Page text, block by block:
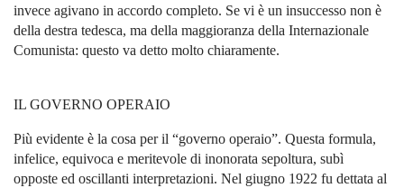
invece agivano in accordo completo. Se vi è un insuccesso non è
della destra tedesca, ma della maggioranza della Internazionale
Comunista: questo va detto molto chiaramente.
IL GOVERNO OPERAIO
Più evidente è la cosa per il “governo operaio”. Questa formula,
infelice, equivoca e meritevole di inonorata sepoltura, subì
opposte ed oscillanti interpretazioni. Nel giugno 1922 fu dettata al